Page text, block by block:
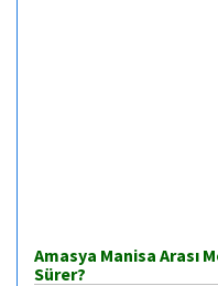
Amasya Manisa Arası
Sürer?